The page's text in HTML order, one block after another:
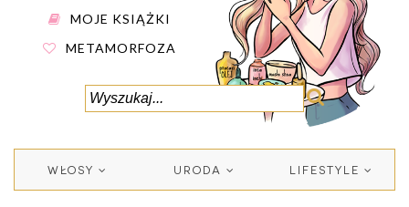
MOJE KSIĄŻKI
METAMORFOZA
WŁOSY URODA LIFESTYLE